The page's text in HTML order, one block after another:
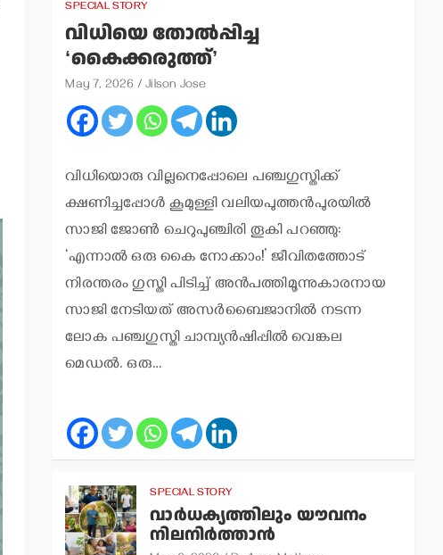
SPECIAL STORY
വിധിയെ തോല്‍പ്പിച്ച
‘കൈക്കരുത്ത്’
May 7, 2026 Jilson Jose
വിധിയൊരു വില്ലനെപ്പോലെ പഞ്ചഗുസ്തിക്ക്
ക്ഷണിച്ചപ്പോള്‍ കൂമുള്ളി വലിയപുത്തന്‍പുരയില്‍
സാജി ജോണ്‍ ചെറുപുഞ്ചിരി തൂകി പറഞ്ഞു:
‘എന്നാല്‍ ഒരു കൈ നോക്കാം!’ ജീവിതത്തോട്
നിരന്തരം ഗുസ്തി പിടിച്ച് അന്‍പത്തിമൂന്നുകാരനായ
സാജി നേടിയത് അസര്‍ബൈജാനില്‍ നടന്ന
ലോക പഞ്ചഗുസ്തി ചാമ്പ്യന്‍ഷിപ്പില്‍ വെങ്കല
മെഡല്‍. ഒരു…
SPECIAL STORY
വാര്‍ധക്യത്തിലും യൗവനം
നിലനിര്‍ത്താന്‍